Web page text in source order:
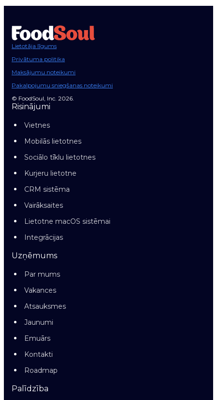
Lietotāja līgums
Privātuma politika
Maksājumu noteikumi
Pakalpojumu sniegšanas noteikumi
© FoodSoul, Inc. 2026.
Risinājumi
Vietnes
Mobilās lietotnes
Sociālo tīklu lietotnes
Kurjeru lietotne
CRM sistēma
Vairāksaites
Lietotne macOS sistēmai
Integrācijas
Uzņēmums
Par mums
Vakances
Atsauksmes
Jaunumi
Emuārs
Kontakti
Roadmap
Palīdzība